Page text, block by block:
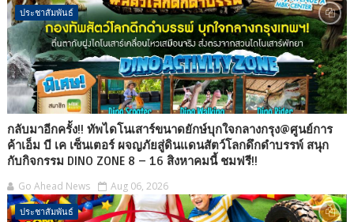
ประชาสัมพันธ์
กลับมาอีกครั้ง!! ทัพไดโนเสาร์ขนาดยักษ์บุกใจกลางกรุง@ศูนย์การ
ค้าเอ็ม บี เค เซ็นเตอร์ ผจญภัยสู่ดินแดนสัตว์โลกดึกดำบรรพ์ สนุก
กับกิจกรรม DINO ZONE 8 – 16 สิงหาคมนี้ ชมฟรี!!
Go Ahead News Aug 06, 2026
ประชาสัมพันธ์